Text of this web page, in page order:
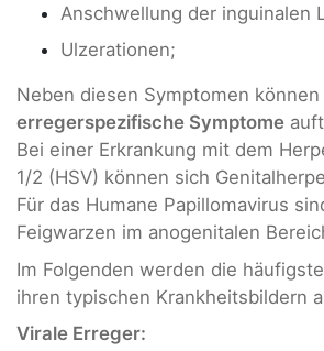
Anschwellung der inguinalen
Ulzerationen;
Neben diesen Symptomen können
erregerspezifische Symptome
Bei einer Erkrankung mit dem
1/2 (HSV) können sich
Für das Humane Papillomavirus
Feigwarzen im anogenitalen
Im Folgenden werden die
ihren typischen Krankheitsbildern
Virale Erreger: